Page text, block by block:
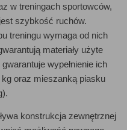
w treningach sportowców,
szybkość ruchów.
treningu wymaga od nich
materiały użyte
wypełnienie ich
oraz mieszanką piasku
konstrukcja zewnętrznej